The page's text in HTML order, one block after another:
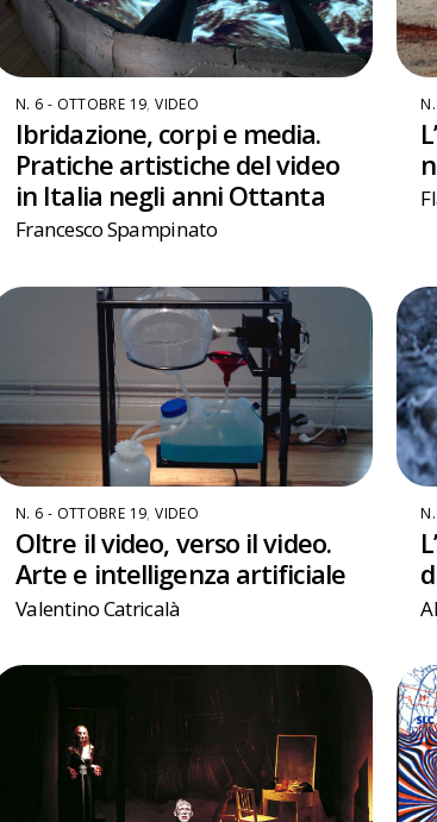
N. 6 - OTTOBRE 19,VIDEO
Ibridazione, corpi e media.
Pratiche artistiche del video
in Italia negli anni Ottanta
Francesco Spampinato
N. 6 - OTTOBRE 19,VIDEO
Oltre il video, verso il video.
Arte e intelligenza artificiale
Valentino Catricalà